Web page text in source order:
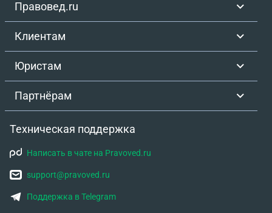
компенсацию ребенку на спецсчет за долю в
квартире. Вопрос в следующем: оспаривание
процентной ставки? в Кредитном договоре есть
пункт о пересчете ставки при нарушении условий
госпрограмм....... Как действовать в такой
ситуации. Не оспаривать отцовство или оспорить,
Правовед.ru
Клиентам
Юристам
Партнёрам
Техническая поддержка
Написать в чате на Pravoved.ru
support@pravoved.ru
Поддержка в Telegram